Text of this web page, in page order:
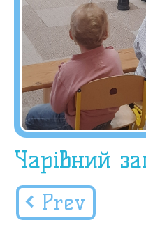
Чарівний
Prev